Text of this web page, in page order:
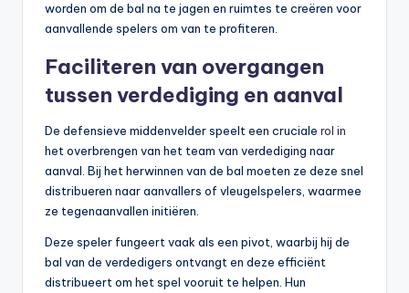
worden om de bal na te jagen en ruimtes te creëren voor
aanvallende spelers om van te profiteren.
Faciliteren van overgangen
tussen verdediging en aanval
De defensieve middenvelder speelt een cruciale rol in
het overbrengen van het team van verdediging naar
aanval. Bij het herwinnen van de bal moeten ze deze snel
distribueren naar aanvallers of vleugelspelers, waarmee
ze tegenaanvallen initiëren.
Deze speler fungeert vaak als een pivot, waarbij hij de
bal van de verdedigers ontvangt en deze efficiënt
distribueert om het spel vooruit te helpen. Hun